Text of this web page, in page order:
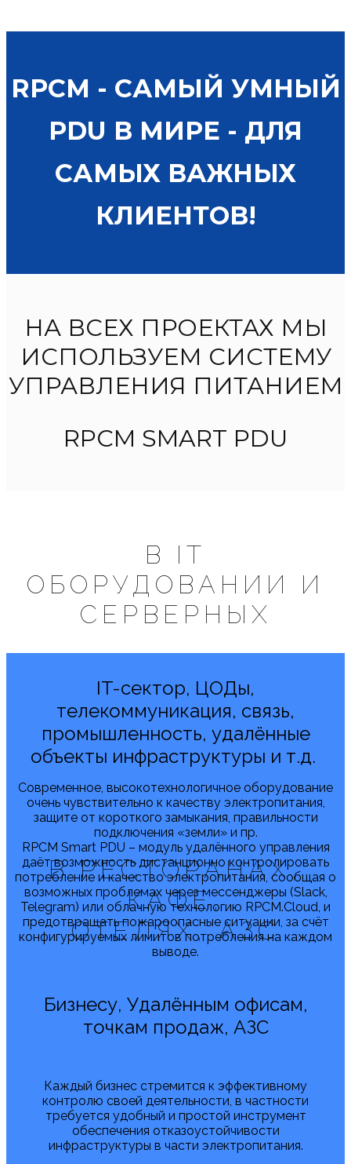
RPCM - САМЫЙ УМНЫЙ
PDU В МИРЕ - ДЛЯ
САМЫХ ВАЖНЫХ
КЛИЕНТОВ!
НА ВСЕХ ПРОЕКТАХ МЫ
ИСПОЛЬЗУЕМ СИСТЕМУ
УПРАВЛЕНИЯ ПИТАНИЕМ
RPCM SMART PDU
В IT
ОБОРУДОВАНИИ И
СЕРВЕРНЫХ
IT-сектор, ЦОДы,
телекоммуникация, связь,
промышленность, удалённые
объекты инфраструктуры и т.д.
Современное, высокотехнологичное оборудование
очень чувствительно к качеству электропитания,
защите от короткого замыкания, правильности
подключения «земли» и пр.
RPCM Smart PDU – модуль удалённого управления
даёт возможность дистанционно контролировать
потребление и качество электропитания, сообщая о
возможных проблемах через мессенджеры (Slack,
Telegram) или облачную технологию RPCM.Cloud, и
предотвращать пожароопасные ситуации, за счёт
конфигурируемых лимитов потребления на каждом
выводе.
В РЕСТОРАНАХ,
КАФЕ,
ОТЕЛЯХ, АЗС
Бизнесу, Удалённым офисам,
точкам продаж, АЗС
Каждый бизнес стремится к эффективному
контролю своей деятельности, в частности
требуется удобный и простой инструмент
обеспечения отказоустойчивости
инфраструктуры в части электропитания.